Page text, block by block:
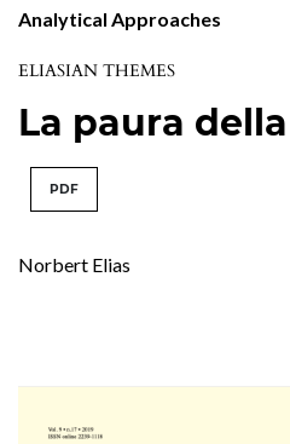
Analytical Approaches
ELIASIAN THEMES
La paura
PDF
Norbert Elias